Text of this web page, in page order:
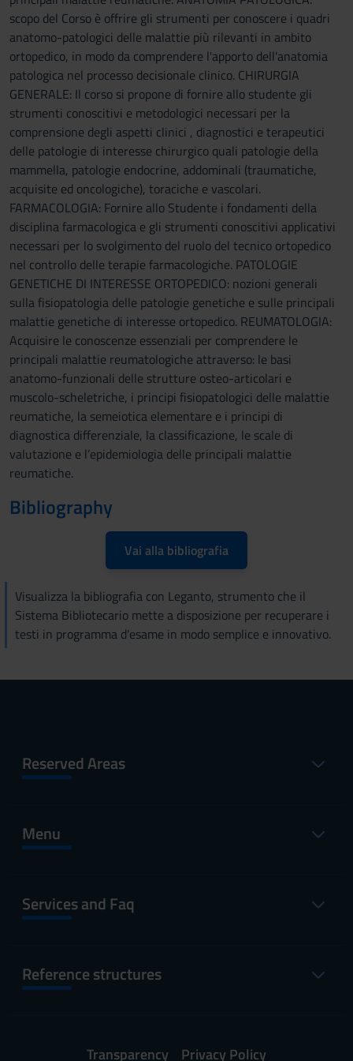
scopo del Corso è offrire gli strumenti per conoscere i quadri
anatomo-patologici delle malattie più rilevanti in ambito
ortopedico, in modo da comprendere l'apporto dell'anatomia
patologica nel processo decisionale clinico. CHIRURGIA
GENERALE: Il corso si propone di fornire allo studente gli
strumenti conoscitivi e metodologici necessari per la
comprensione degli aspetti clinici , diagnostici e terapeutici
delle patologie di interesse chirurgico quali patologie della
mammella, patologie endocrine, addominali (traumatiche,
acquisite ed oncologiche), toraciche e vascolari.
FARMACOLOGIA: Fornire allo Studente i fondamenti della
disciplina farmacologica e gli strumenti conoscitivi applicativi
necessari per lo svolgimento del ruolo del tecnico ortopedico
nel controllo delle terapie farmacologiche. PATOLOGIE
GENETICHE DI INTERESSE ORTOPEDICO: nozioni generali
sulla fisiopatologia delle patologie genetiche e sulle principali
malattie genetiche di interesse ortopedico. REUMATOLOGIA:
Acquisire le conoscenze essenziali per comprendere le
principali malattie reumatologiche attraverso: le basi
anatomo-funzionali delle strutture osteo-articolari e
muscolo-scheletriche, i principi fisiopatologici delle malattie
reumatiche, la semeiotica elementare e i principi di
diagnostica differenziale, la classificazione, le scale di
valutazione e l’epidemiologia delle principali malattie
reumatiche.
Bibliography
Vai alla bibliografia
Visualizza la bibliografia con Leganto, strumento che il
Sistema Bibliotecario mette a disposizione per recuperare i
testi in programma d'esame in modo semplice e innovativo.
Reserved Areas
Menu
Services and Faq
Reference structures
Transparency Privacy Policy